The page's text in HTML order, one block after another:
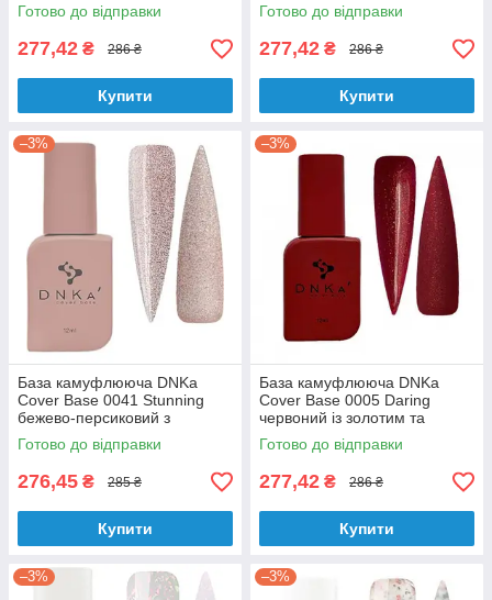
Готово до відправки
277,42 ₴ 286 ₴
Купити
Готово до відправки
277,42 ₴ 286 ₴
Купити
–3%
База камуфлююча DNKa
Cover Base 0041 Stunning
бежево-персиковий з
голографічним шимером 12
мл
Готово до відправки
276,45 ₴ 285 ₴
Купити
–3%
База камуфлююча DNKa
Cover Base 0005 Daring
червоний із золотим та
червоним шиммером 12 мл
Готово до відправки
277,42 ₴ 286 ₴
Купити
–3% –3%